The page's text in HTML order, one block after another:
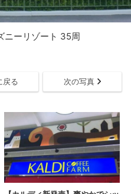
ニーリゾート 35周
戻る 次の写真